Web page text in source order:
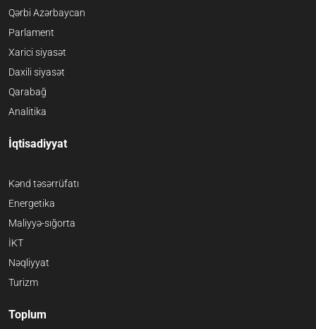
Qərbi Azərbaycan
Parlament
Xarici siyasət
Daxili siyasət
Qarabağ
Analitika
İqtisadiyyat
Kənd təsərrüfatı
Energetika
Maliyyə-sığorta
İKT
Nəqliyyat
Turizm
Toplum